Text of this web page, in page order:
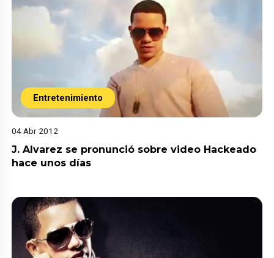
Entretenimiento
04 Abr 2012
J. Alvarez se pronunció sobre video Hackeado
hace unos días